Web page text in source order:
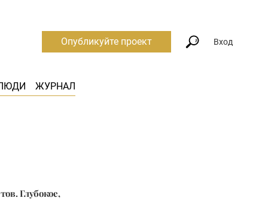
ЖУРНАЛ
Опубликуйте проект Вход
Глубокое,